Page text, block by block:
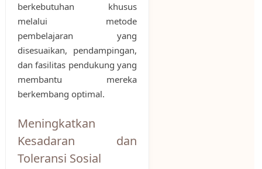
berkebutuhan khusus
melalui metode
pembelajaran yang
disesuaikan, pendampingan,
dan fasilitas pendukung yang
membantu mereka
berkembang optimal.
Meningkatkan
Kesadaran dan
Toleransi Sosial